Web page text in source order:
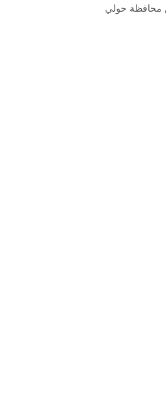
, محافظة حولي